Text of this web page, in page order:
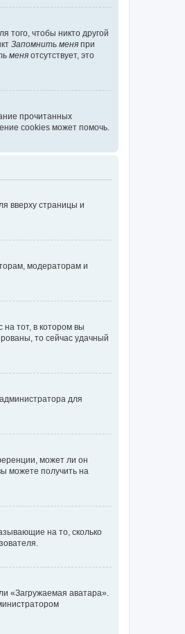
того, чтобы никто другой
Запомнить меня при
меня отсутствует, это
прочитанных
cookies может помочь.
вверху страницы и
модераторам и
на тот, в котором вы
то сейчас удачный
для
может ли он
можете получить на
на то, сколько
«Загружаемая аватара».